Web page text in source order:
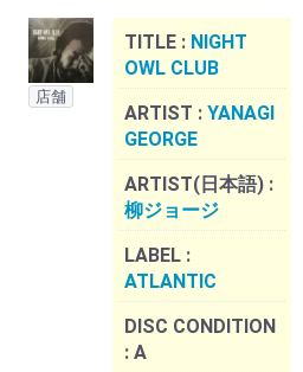
店舗
TITLE : NIGHT
OWL CLUB
ARTIST : YANAGI
GEORGE
ARTIST(日本語) :
柳ジョージ
LABEL :
ATLANTIC
DISC CONDITION
: A